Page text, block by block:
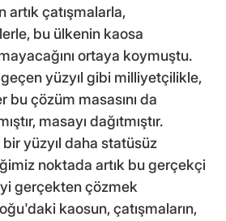
artık çatışmalarla,
bu ülkenin kaosa
ortaya koymuştu.
yüzyıl gibi milliyetçilikle,
çözüm masasını da
masayı dağıtmıştır.
yüzyıl daha statüsüz
noktada artık bu gerçekçi
gerçekten çözmek
kaosun, çatışmaların,